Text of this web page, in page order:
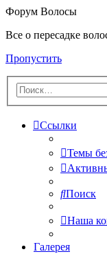
Форум Волосы
Все о пересадке
Пропустить
Ссылки
Темы
Поиск
Наша
Галерея